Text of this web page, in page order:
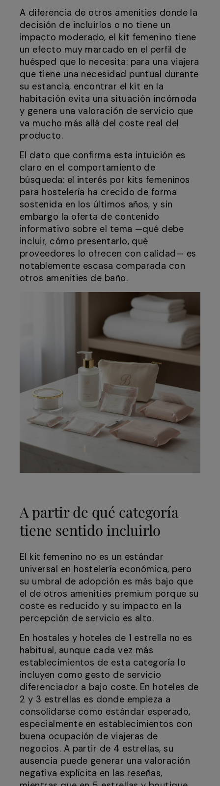
A diferencia de otros amenities donde la
decisión de incluirlos o no tiene un
impacto moderado, el kit femenino tiene
un efecto muy marcado en el perfil de
huésped que lo necesita: para una viajera
que tiene una necesidad puntual durante
su estancia, encontrar el kit en la
habitación evita una situación incómoda
y genera una valoración de servicio que
va mucho más allá del coste real del
producto.
El dato que confirma esta intuición es
claro en el comportamiento de
búsqueda: el interés por kits femeninos
para hostelería ha crecido de forma
sostenida en los últimos años, y sin
embargo la oferta de contenido
informativo sobre el tema —qué debe
incluir, cómo presentarlo, qué
proveedores lo ofrecen con calidad— es
notablemente escasa comparada con
otros amenities de baño.
A partir de qué categoría
tiene sentido incluirlo
El kit femenino no es un estándar
universal en hostelería económica, pero
su umbral de adopción es más bajo que
el de otros amenities premium porque su
coste es reducido y su impacto en la
percepción de servicio es alto.
En hostales y hoteles de 1 estrella no es
habitual, aunque cada vez más
establecimientos de esta categoría lo
incluyen como gesto de servicio
diferenciador a bajo coste. En hoteles de
2 y 3 estrellas es donde empieza a
consolidarse como estándar esperado,
especialmente en establecimientos con
buena ocupación de viajeras de
negocios. A partir de 4 estrellas, su
ausencia puede generar una valoración
negativa explícita en las reseñas,